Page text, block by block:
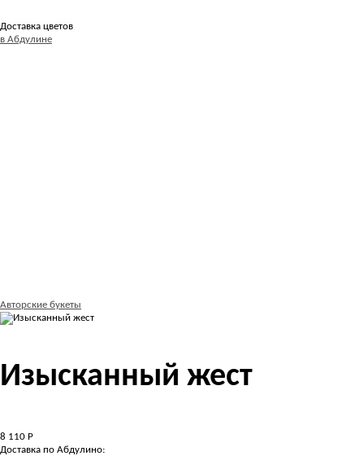
Доставка цветов
в Абдулине
Авторские букеты
Изысканный жест
8 110 Р
Доставка по Абдулино: